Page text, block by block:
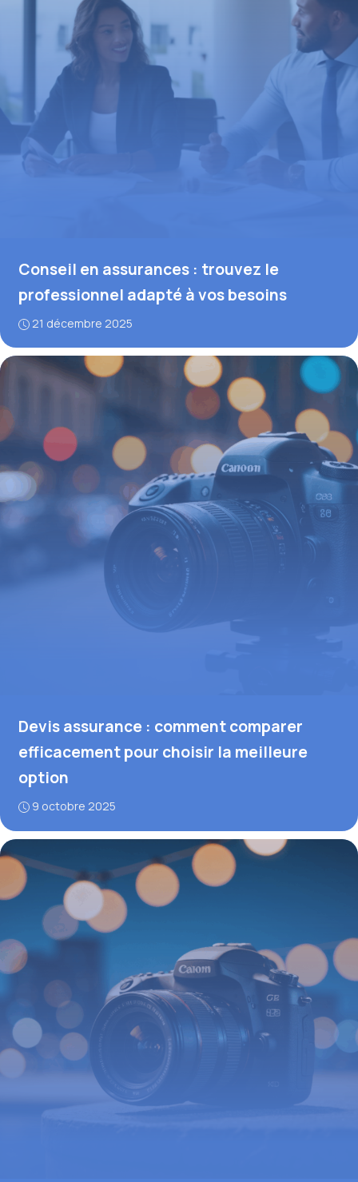
Conseil en assurances : trouvez le
professionnel adapté à vos besoins
21 décembre 2025
Devis assurance : comment comparer
efficacement pour choisir la meilleure
option
9 octobre 2025